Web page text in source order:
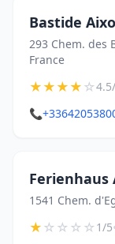
Bastide
293 Chem. des
France
★★★★☆
📞
Ferienhaus
1541 Chem.
★☆☆☆☆1/5